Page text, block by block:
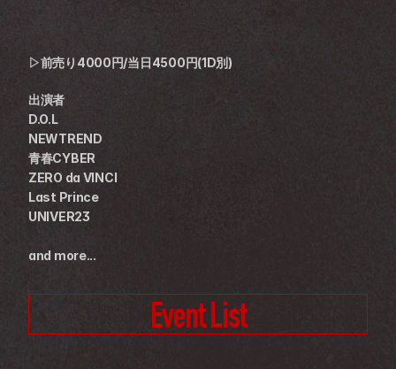
▷前売り4000円/当日4500円(1D別)
出演者
D.O.L
NEWTREND
青春CYBER
ZERO da VINCI
Last Prince
UNIVER23
and more...
Event List